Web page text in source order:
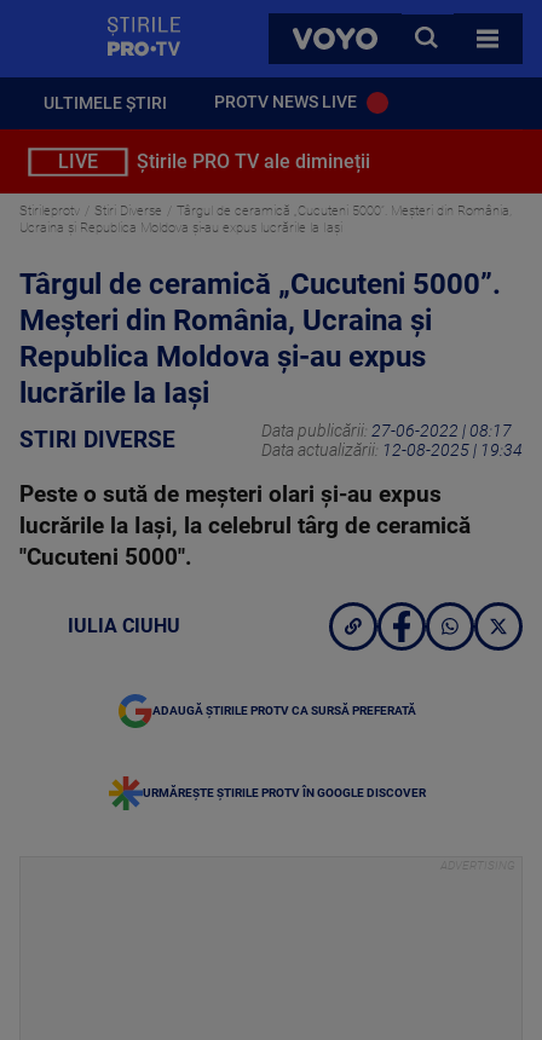
VOYO
CAUTA
TOATE
ULTIMELE ȘTIRI PROTV NEWS LIVE
LIVE Știrile PRO TV ale dimineții
Stirileprotv Stiri Diverse
Târgul de ceramică „Cucuteni 5000”. Meșteri din România,
Ucraina și Republica Moldova și-au expus lucrările la Iași
Târgul de ceramică „Cucuteni 5000”.
Meșteri din România, Ucraina și
Republica Moldova și-au expus
lucrările la Iași
STIRI DIVERSE Data publicării: 27-06-2022 | 08:17
Data actualizării: 12-08-2025 | 19:34
Peste o sută de meșteri olari și-au expus
lucrările la Iași, la celebrul târg de ceramică
"Cucuteni 5000".
IULIA CIUHU
ADAUGĂ ȘTIRILE PROTV CA SURSĂ PREFERATĂ
URMĂREȘTE ȘTIRILE PROTV ÎN GOOGLE DISCOVER